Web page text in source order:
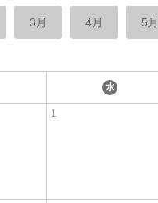
3月 4月 5月
水
1